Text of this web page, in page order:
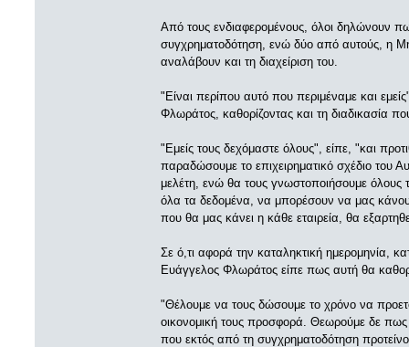
Από τους ενδιαφερομένους, όλοι δηλώνουν
συγχρηματοδότηση, ενώ δύο από αυτούς, η
αναλάβουν και τη διαχείριση του.
"Είναι περίπου αυτό που περιμέναμε και
Φλωράτος, καθορίζοντας και τη διαδικασία
"Εμείς τους δεχόμαστε όλους", είπε, "και
παραδώσουμε το επιχειρηματικό σχέδιο του
μελέτη, ενώ θα τους γνωστοποιήσουμε όλους
όλα τα δεδομένα, να μπορέσουν να μας
που θα μας κάνει η κάθε εταιρεία, θα
Σε ό,τι αφορά την καταληκτική ημερομηνία,
Ευάγγελος Φλωράτος είπε πως αυτή θα
"Θέλουμε να τους δώσουμε το χρόνο να
οικονομική τους προσφορά. Θεωρούμε δε πως
που εκτός από τη συγχρηματοδότηση